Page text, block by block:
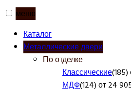
меню
Каталог
Металлические двери
По отделке
Классические(185)
МДФ(124) от 24